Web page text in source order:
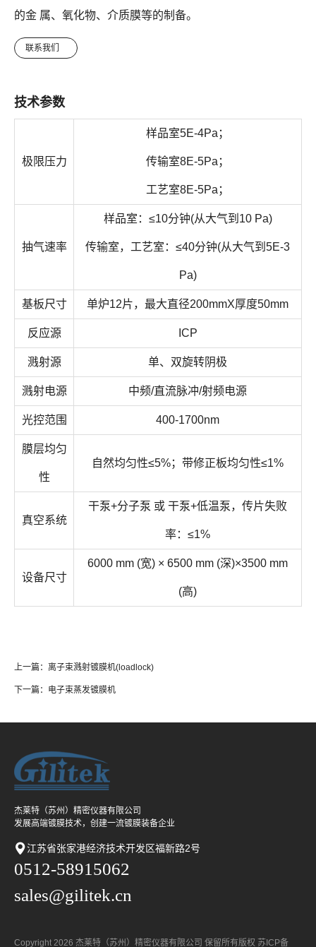
的金 属、氧化物、介质膜等的制备。
联系我们
技术参数
极限压力
样品室5E-4Pa；
传输室8E-5Pa；
工艺室8E-5Pa；
抽气速率
样品室：≤10分钟(从大气到10 Pa)
传输室，工艺室：≤40分钟(从大气到5E-3
Pa)
基板尺寸 单炉12片，最大直径200mmX厚度50mm
反应源 ICP
溅射源 单、双旋转阴极
溅射电源 中频/直流脉冲/射频电源
光控范围 400-1700nm
膜层均匀
性
自然均匀性≤5%；带修正板均匀性≤1%
真空系统
干泵+分子泵 或 干泵+低温泵，传片失败
率：≤1%
设备尺寸
6000 mm (宽) × 6500 mm (深)×3500 mm
(高)
上一篇： 离子束溅射镀膜机(loadlock)
下一篇： 电子束蒸发镀膜机
杰莱特（苏州）精密仪器有限公司
发展高端镀膜技术，创建一流镀膜装备企业
江苏省张家港经济技术开发区福新路2号
0512-58915062
sales@gilitek.cn
Copyright 2026 杰莱特（苏州）精密仪器有限公司 保留所有版权 苏ICP备